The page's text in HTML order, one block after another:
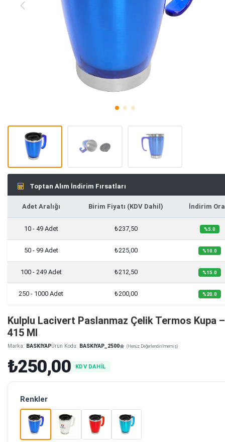
Toptan Alım İndirim Fırsatları
Adet Aralığı Birim Fiyatı (KDV Dahil) İndirim
10 - 49 Adet ₺237,50 %5.0
50 - 99 Adet ₺225,00 %10.0
100 - 249 Adet ₺212,50 %15.0
250 - 1000 Adet ₺200,00 %20.0
Kulplu Lacivert Paslanmaz Çelik Termos Kupa –
415 Ml
Marka: BASKIYAPÜrün Kodu: BASKIYAP_2500 (Henüz Değerlendirilmemiş)
₺250,00 KDV DAHİL
Renkler